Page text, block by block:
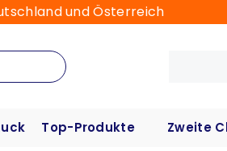
und Österreich
Top-Produkte Zweite